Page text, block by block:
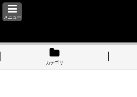
メニュー
カテゴリ